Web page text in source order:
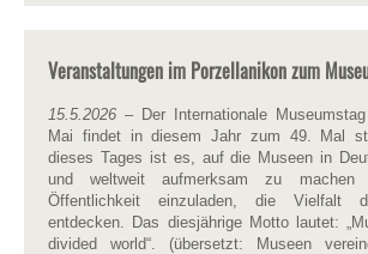
Veranstaltungen im Porzellanikon zum
15.5.2026 – Der Internationale
Mai findet in diesem Jahr zum 49. Mal
dieses Tages ist es, auf die Museen in
und weltweit aufmerksam zu
Öffentlichkeit einzuladen, die Vielfalt
entdecken. Das diesjährige Motto lautet:
divided world“. (übersetzt: Museen